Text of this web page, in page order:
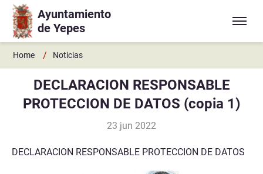
Ir a contenido principal
Ayuntamiento
de Yepes
Home / Noticias
DECLARACION RESPONSABLE
PROTECCION DE DATOS (copia 1)
23 jun 2022
DECLARACION RESPONSABLE PROTECCION DE DATOS